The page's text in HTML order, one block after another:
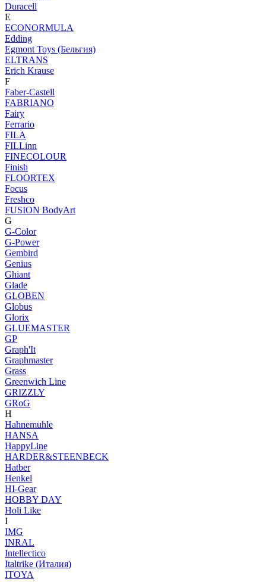
Duracell
E
ECONORMULA
Edding
Egmont Toys (Бельгия)
ELTRANS
Erich Krause
F
Faber-Castell
FABRIANO
Fairy
Ferrario
FILA
FILLinn
FINECOLOUR
Finish
FLOORTEX
Focus
Freshco
FUSION BodyArt
G
G-Color
G-Power
Gembird
Genius
Ghiant
Glade
GLOBEN
Globus
Glorix
GLUEMASTER
GP
Graph'It
Graphmaster
Grass
Greenwich Line
GRIZZLY
GRoG
H
Hahnemuhle
HANSA
HappyLine
HARDER&STEENBECK
Hatber
Henkel
HI-Gear
HOBBY DAY
Holi Like
I
IMG
INRAL
Intellectico
Italtrike (Италия)
ITOYA